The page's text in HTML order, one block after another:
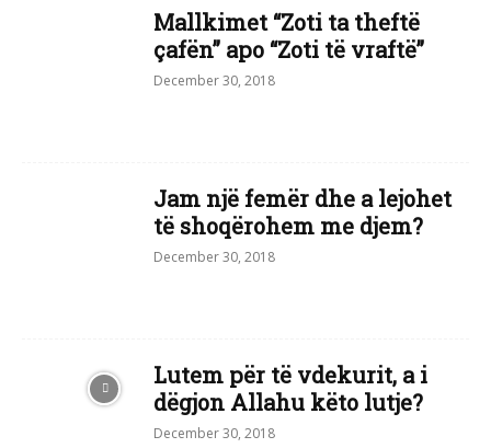
Mallkimet “Zoti ta theftë
çafën” apo “Zoti të vraftë”
December 30, 2018
Jam një femër dhe a lejohet
të shoqërohem me djem?
December 30, 2018
Lutem për të vdekurit, a i
dëgjon Allahu këto lutje?
December 30, 2018